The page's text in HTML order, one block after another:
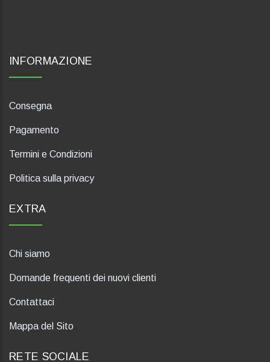
INFORMAZIONE
Consegna
Pagamento
Termini e Condizioni
Politica sulla privacy
EXTRA
Chi siamo
Domande frequenti dei nuovi clienti
Contattaci
Mappa del Sito
RETE SOCIALE